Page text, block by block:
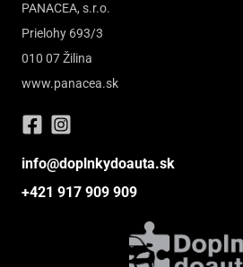
PANACEA, s.r.o.
Prielohy 693/3
010 07 Žilina
www.panacea.sk
info@doplnkydoauta.sk
+421 917 909 909